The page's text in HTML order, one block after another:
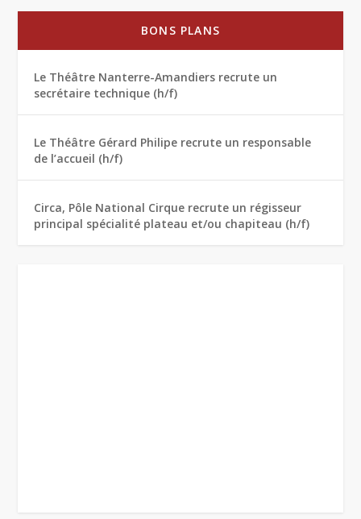
BONS PLANS
Le Théâtre Nanterre-Amandiers recrute un
secrétaire technique (h/f)
Le Théâtre Gérard Philipe recrute un responsable
de l’accueil (h/f)
Circa, Pôle National Cirque recrute un régisseur
principal spécialité plateau et/ou chapiteau (h/f)